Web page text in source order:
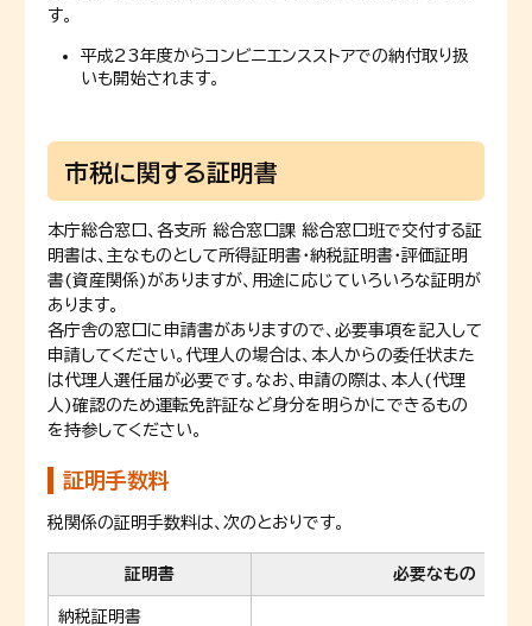
す。
平成23年度からコンビニエンスストアでの納付取り扱
いも開始されます。
市税に関する証明書
本庁総合窓口、各支所 総合窓口課 総合窓口班で交付する証
明書は、主なものとして所得証明書・納税証明書・評価証明
書(資産関係)がありますが、用途に応じていろいろな証明が
あります。
各庁舎の窓口に申請書がありますので、必要事項を記入して
申請してください。代理人の場合は、本人からの委任状また
は代理人選任届が必要です。なお、申請の際は、本人(代理
人)確認のため運転免許証など身分を明らかにできるもの
を持参してください。
証明手数料
税関係の証明手数料は、次のとおりです。
証明書 必要なもの
納税証明書